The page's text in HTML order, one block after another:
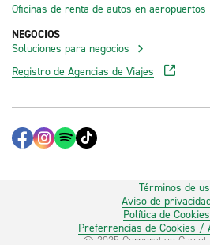
Oficinas de renta de autos en aeropuertos
NEGOCIOS
Soluciones para negocios
Registro de Agencias de Viajes
Términos de
Aviso de
Política de Cookies
Preferrencias de Cookies /
© 2025 Corporativo